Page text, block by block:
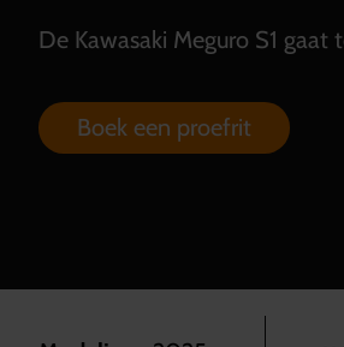
De Kawasaki Meguro S1 gaat
Boek een proefrit